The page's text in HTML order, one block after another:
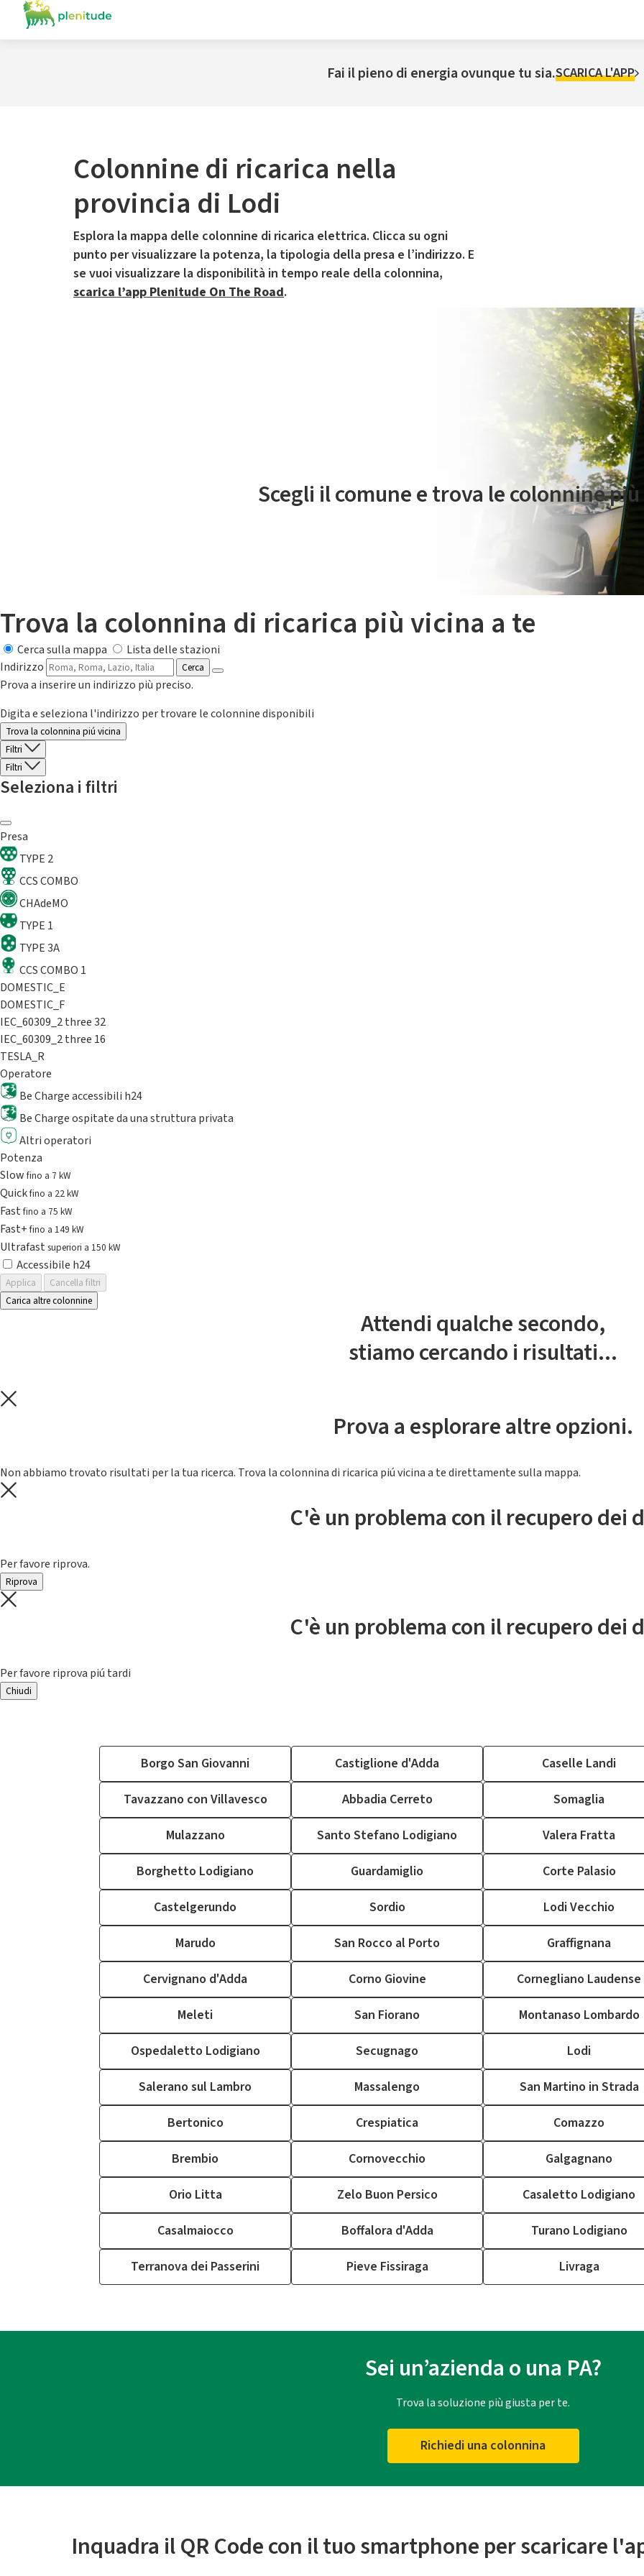
Fai il pieno di energia ovunque tu sia.SCARICA L'APP
Colonnine di ricarica nella
provincia di Lodi
Esplora la mappa delle colonnine di ricarica elettrica. Clicca su ogni
punto per visualizzare la potenza, la tipologia della presa e l’indirizzo. E
se vuoi visualizzare la disponibilità in tempo reale della colonnina,
scarica l’app Plenitude On The Road.
Il servizio di mobilità elettrica è gestito da Plenitude On The Road
Scegli il comune e trova le colonnine
Trova la colonnina di ricarica più vicina a te
Cerca sulla mappa
Lista delle stazioni
Indirizzo
Cerca
Prova a inserire un indirizzo più preciso.
Digita e seleziona l'indirizzo per trovare le colonnine disponibili
Trova la colonnina piú vicina
Filtri
Filtri
Seleziona i filtri
Presa
TYPE 2
CCS COMBO
CHAdeMO
TYPE 1
TYPE 3A
CCS COMBO 1
DOMESTIC_E
DOMESTIC_F
IEC_60309_2 three 32
IEC_60309_2 three 16
TESLA_R
Operatore
Be Charge accessibili h24
Be Charge ospitate da una struttura privata
Altri operatori
Potenza
Slowfino a 7 kW
Quickfino a 22 kW
Fastfino a 75 kW
Fast+fino a 149 kW
Ultrafast superiori a 150 kW
Accessibile h24
Applica
Cancella filtri
Carica altre colonnine
Attendi qualche secondo,
stiamo cercando i risultati...
Prova a esplorare altre opzioni.
Non abbiamo trovato risultati per la tua ricerca. Trova la colonnina di ricarica piú vicina a te direttamente sulla mappa.
C'è un problema con il recupero dei
Per favore riprova.
Riprova
C'è un problema con il recupero dei
Per favore riprova piú tardi
Chiudi
Borgo San Giovanni Castiglione d'Adda
Caselle Landi
Tavazzano con Villavesco
Abbadia Cerreto
Somaglia
Mulazzano
Santo Stefano Lodigiano
Valera Fratta
Borghetto Lodigiano
Guardamiglio
Corte Palasio
Castelgerundo
Sordio
Lodi Vecchio
Marudo
San Rocco al Porto
Graffignana
Cervignano d'Adda
Corno Giovine
Cornegliano Laudense
Meleti
San Fiorano
Montanaso Lombardo
Ospedaletto Lodigiano
Secugnago
Lodi
Salerano sul Lambro
Massalengo
San Martino in Strada
Bertonico
Crespiatica
Comazzo
Brembio
Cornovecchio
Galgagnano
Orio Litta
Zelo Buon Persico
Casaletto Lodigiano
Casalmaiocco
Boffalora d'Adda
Turano Lodigiano
Terranova dei Passerini
Pieve Fissiraga Livraga
Sei un’azienda o una PA?
Trova la soluzione più giusta per te.
Richiedi una colonnina
Inquadra il QR Code con il tuo smartphone per scaricare